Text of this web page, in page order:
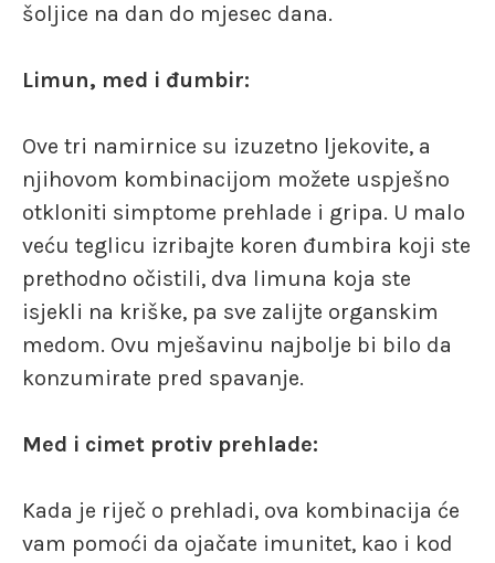
šoljice na dan do mjesec dana.
Limun, med i đumbir:
Ove tri namirnice su izuzetno ljekovite, a
njihovom kombinacijom možete uspješno
otkloniti simptome prehlade i gripa. U malo
veću teglicu izribajte koren đumbira koji ste
prethodno očistili, dva limuna koja ste
isjekli na kriške, pa sve zalijte organskim
medom. Ovu mješavinu najbolje bi bilo da
konzumirate pred spavanje.
Med i cimet protiv prehlade:
Kada je riječ o prehladi, ova kombinacija će
vam pomoći da ojačate imunitet, kao i kod